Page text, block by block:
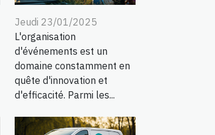
Jeudi 23/01/2025
L'organisation
d'événements est un
domaine constamment en
quête d'innovation et
d'efficacité. Parmi les...